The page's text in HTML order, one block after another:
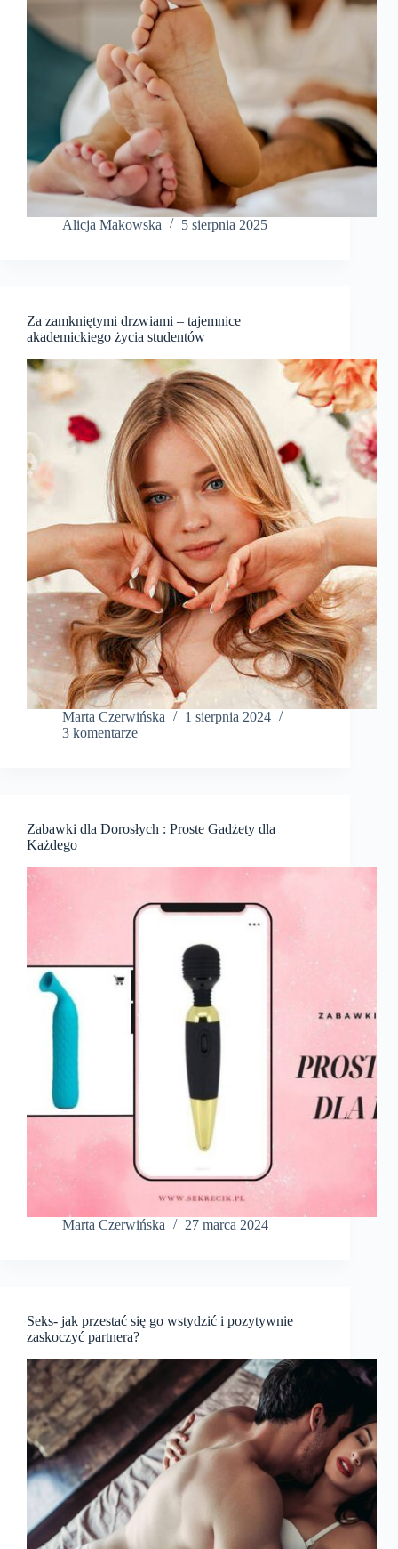
Alicja Makowska 5 sierpnia 2025
Za zamkniętymi drzwiami – tajemnice
akademickiego życia studentów
Marta Czerwińska
1 sierpnia 2024
3 komentarze
Zabawki dla Dorosłych : Proste Gadżety dla
Każdego
Marta Czerwińska 27 marca 2024
Seks- jak przestać się go wstydzić i pozytywnie
zaskoczyć partnera?